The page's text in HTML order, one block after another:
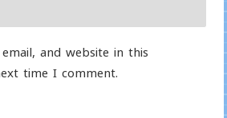
and website in this
time I comment.